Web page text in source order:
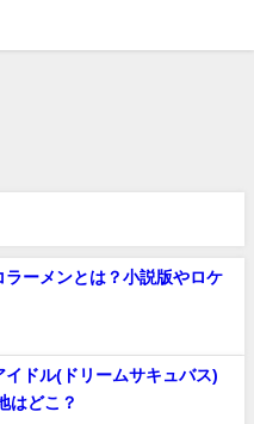
ラーメンとは？小説版やロケ
イドル(ドリームサキュバス)
はどこ？